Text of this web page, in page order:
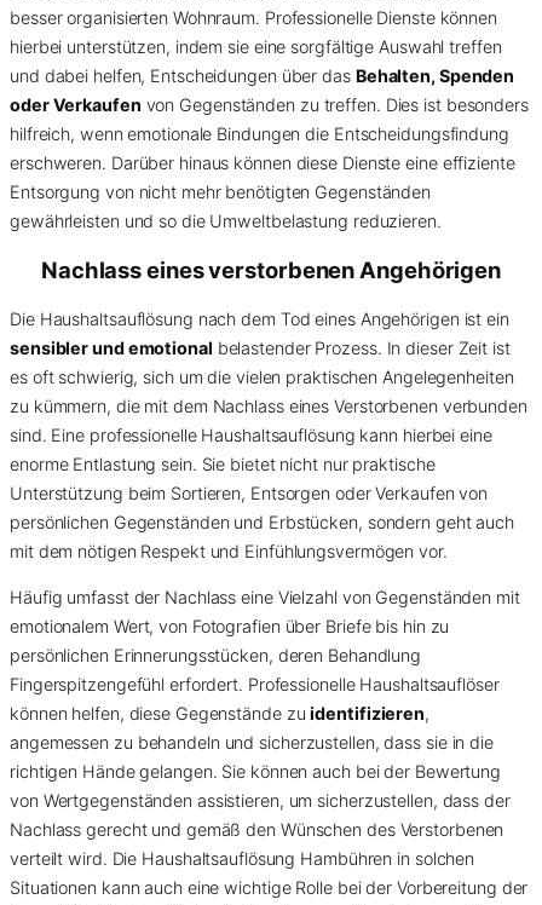
besser organisierten Wohnraum. Professionelle Dienste können
hierbei unterstützen, indem sie eine sorgfältige Auswahl treffen
und dabei helfen, Entscheidungen über das Behalten, Spenden
oder Verkaufen von Gegenständen zu treffen. Dies ist besonders
hilfreich, wenn emotionale Bindungen die Entscheidungsfindung
erschweren. Darüber hinaus können diese Dienste eine effiziente
Entsorgung von nicht mehr benötigten Gegenständen
gewährleisten und so die Umweltbelastung reduzieren.
Nachlass eines verstorbenen Angehörigen
Die Haushaltsauflösung nach dem Tod eines Angehörigen ist ein
sensibler und emotional belastender Prozess. In dieser Zeit ist
es oft schwierig, sich um die vielen praktischen Angelegenheiten
zu kümmern, die mit dem Nachlass eines Verstorbenen verbunden
sind. Eine professionelle Haushaltsauflösung kann hierbei eine
enorme Entlastung sein. Sie bietet nicht nur praktische
Unterstützung beim Sortieren, Entsorgen oder Verkaufen von
persönlichen Gegenständen und Erbstücken, sondern geht auch
mit dem nötigen Respekt und Einfühlungsvermögen vor.
Häufig umfasst der Nachlass eine Vielzahl von Gegenständen mit
emotionalem Wert, von Fotografien über Briefe bis hin zu
persönlichen Erinnerungsstücken, deren Behandlung
Fingerspitzengefühl erfordert. Professionelle Haushaltsauflöser
können helfen, diese Gegenstände zuidentifizieren,
angemessen zu behandeln und sicherzustellen, dass sie in die
richtigen Hände gelangen. Sie können auch bei der Bewertung
von Wertgegenständen assistieren, um sicherzustellen, dass der
Nachlass gerecht und gemäß den Wünschen des Verstorbenen
verteilt wird. Die Haushaltsauflösung Hambühren in solchen
Situationen kann auch eine wichtige Rolle bei der Vorbereitung der